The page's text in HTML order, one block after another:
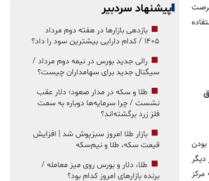
او به منطقه ۵۱، بار دیگر
پیشنهاد سردبیر
بازدهی بازارها در هفته دوم مرداد
۱۴۰۵ / کدام دارایی بیشترین سود را داد؟
رالی جدید بورس در نیمه دوم مرداد /
سیگنال جدید برای سهامداران چیست؟
طلا و سکه در مدار صعود؛ دلار عقب
نشست / چرا سرمایه‌ها دوباره به سمت
فلز زرد برگشته‌اند؟
بازار طلا امروز سبزپوش شد | افزایش
قیمت سکه، طلا و نیم‌سکه
طلا، دلار و بورس روی میز معامله /
برنده بازارهای امروز کدام بود؟